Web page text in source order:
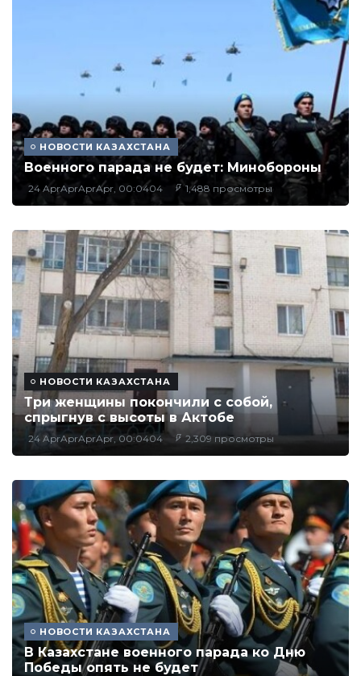
НОВОСТИ КАЗАХСТАНА
Военного парада не будет: Минобороны
24 AprAprAprApr, 00:0404 1,488 просмотры
НОВОСТИ КАЗАХСТАНА
Три женщины покончили с собой,
спрыгнув с высоты в Актобе
24 AprAprAprApr, 00:0404 2,309 просмотры
НОВОСТИ КАЗАХСТАНА
В Казахстане военного парада ко Дню
Победы опять не будет